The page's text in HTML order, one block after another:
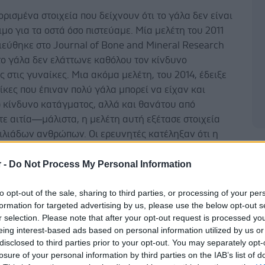
- Do Not Process My Personal Information
opt-out of the sale, sharing to third parties, or processing of your
for targeted advertising by us, please use the below opt-out
selection. Please note that after your opt-out request is processed
interest-based ads based on personal information utilized by us
to third parties prior to your opt-out. You may separately
of your personal information by third parties on the IAB’s list of
στοιχεία που δείχνουν ότι το γάλα δεν είναι
για τα οστά όσο πιστεύαμε. Μία μελέτη του 2011
στο Journal of Bone and Mineral Research
γάλα δεν ελάττωνε καθόλου τον κίνδυνο
στις γυναίκες. Μια ακόμα μελέτη, του 2014, έδειξε
που έπιναν πολύ γάλα μπορεί να είχαν και
κατάγματος, αλλά και θανάτου από
αιτία—μάλιστα, η μελέτη αυτή εξέτασε στοιχεία
ανθρώπων. Οι ερευνητές κατέληξαν ότι η
με τον αυξημένο κίνδυνο, αλλά μόνο στις
οι μελέτες προκαλέσαν αναστάτωση. Και,
υπεραπλουστευμένες εξηγήσεις, όπως “Το
γάλα σκοτώνει”. Το πρόβλημα είναι ότι, παρά τα
αυτών των μελετών, δεν υπολογίζονταν επιπλέον
όπως ο τρόπος ζωής. Και, φυσικά, δεν πρέπει να